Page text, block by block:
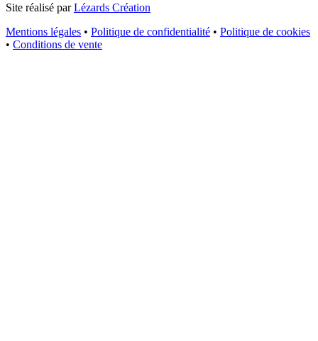
Site réalisé parLézards Création
Mentions légales • Politique de confidentialité • Politique de cookies
• Conditions de vente